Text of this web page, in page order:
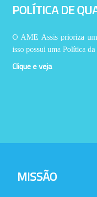
POLÍTICA DE
O AME Assis prioriza um
isso possui uma Política
Clique e veja
MISSÃO